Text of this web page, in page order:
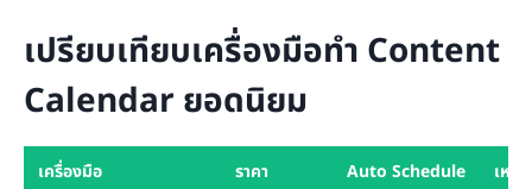
เปรียบเทียบเครื่องมือทำ Content
Calendar ยอดนิยม
เครื่องมือ ราคา Auto Schedule เหม